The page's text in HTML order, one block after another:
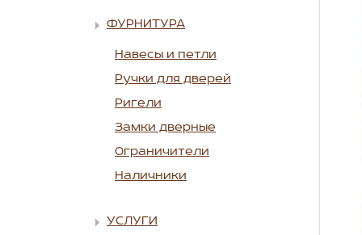
ФУРНИТУРА
Навесы и петли
Ручки для дверей
Ригели
Замки дверные
Ограничители
Наличники
УСЛУГИ